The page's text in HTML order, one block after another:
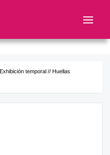
Exhibición temporal // Huellas